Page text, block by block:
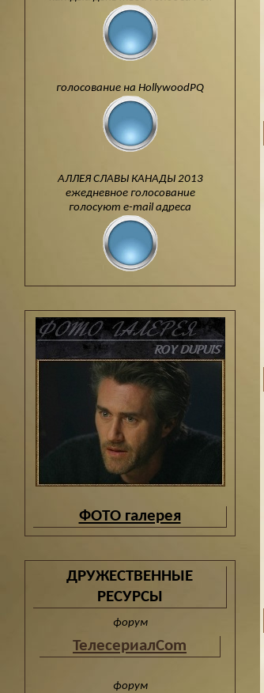
голосование на HollywoodPQ
АЛЛЕЯ СЛАВЫ КАНАДЫ 2013
ежедневное голосование
голосуют e-mail адреса
ФОТО галерея
ДРУЖЕСТВЕННЫЕ
РЕСУРСЫ
форум
ТелесериалCom
форум